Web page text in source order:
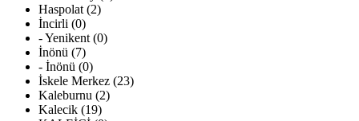
Haspolat (2)
İncirli (0)
- Yenikent (0)
İnönü (7)
- İnönü (0)
İskele Merkez (23)
Kaleburnu (2)
Kalecik (19)